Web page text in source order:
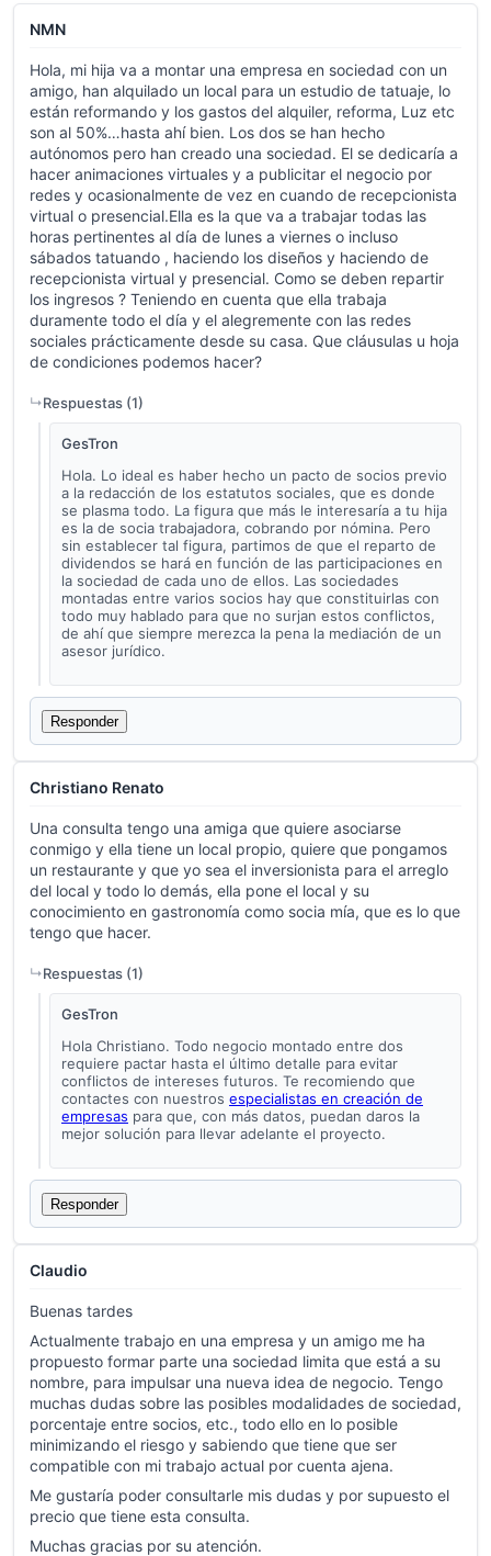
NMN
Hola, mi hija va a montar una empresa en sociedad con un
amigo, han alquilado un local para un estudio de tatuaje, lo
están reformando y los gastos del alquiler, reforma, Luz etc
son al 50%…hasta ahí bien. Los dos se han hecho
autónomos pero han creado una sociedad. El se dedicaría a
hacer animaciones virtuales y a publicitar el negocio por
redes y ocasionalmente de vez en cuando de recepcionista
virtual o presencial.Ella es la que va a trabajar todas las
horas pertinentes al día de lunes a viernes o incluso
sábados tatuando , haciendo los diseños y haciendo de
recepcionista virtual y presencial. Como se deben repartir
los ingresos ? Teniendo en cuenta que ella trabaja
duramente todo el día y el alegremente con las redes
sociales prácticamente desde su casa. Que cláusulas u hoja
de condiciones podemos hacer?
Respuestas (1)
GesTron
Hola. Lo ideal es haber hecho un pacto de socios previo
a la redacción de los estatutos sociales, que es donde
se plasma todo. La figura que más le interesaría a tu hija
es la de socia trabajadora, cobrando por nómina. Pero
sin establecer tal figura, partimos de que el reparto de
dividendos se hará en función de las participaciones en
la sociedad de cada uno de ellos. Las sociedades
montadas entre varios socios hay que constituirlas con
todo muy hablado para que no surjan estos conflictos,
de ahí que siempre merezca la pena la mediación de un
asesor jurídico.
Responder
Christiano Renato
Una consulta tengo una amiga que quiere asociarse
conmigo y ella tiene un local propio, quiere que pongamos
un restaurante y que yo sea el inversionista para el arreglo
del local y todo lo demás, ella pone el local y su
conocimiento en gastronomía como socia mía, que es lo que
tengo que hacer.
Respuestas (1)
GesTron
Hola Christiano. Todo negocio montado entre dos
requiere pactar hasta el último detalle para evitar
conflictos de intereses futuros. Te recomiendo que
contactes con nuestros especialistas en creación de
empresas para que, con más datos, puedan daros la
mejor solución para llevar adelante el proyecto.
Responder
Claudio
Buenas tardes
Actualmente trabajo en una empresa y un amigo me ha
propuesto formar parte una sociedad limita que está a su
nombre, para impulsar una nueva idea de negocio. Tengo
muchas dudas sobre las posibles modalidades de sociedad,
porcentaje entre socios, etc., todo ello en lo posible
minimizando el riesgo y sabiendo que tiene que ser
compatible con mi trabajo actual por cuenta ajena.
Me gustaría poder consultarle mis dudas y por supuesto el
precio que tiene esta consulta.
Muchas gracias por su atención.